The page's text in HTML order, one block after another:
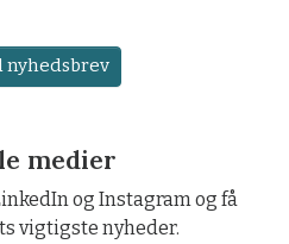
nyhedsbrev
medier
og Instagram og få
vigtigste nyheder.